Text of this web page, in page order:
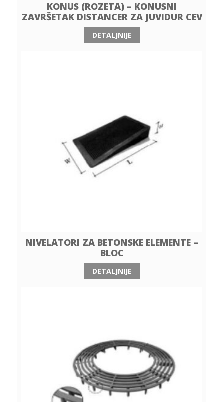
KONUS (ROZETA) – KONUSNI
ZAVRŠETAK DISTANCER ZA JUVIDUR CEV
DETALJNIJE
NIVELATORI ZA BETONSKE ELEMENTE –
BLOC
DETALJNIJE